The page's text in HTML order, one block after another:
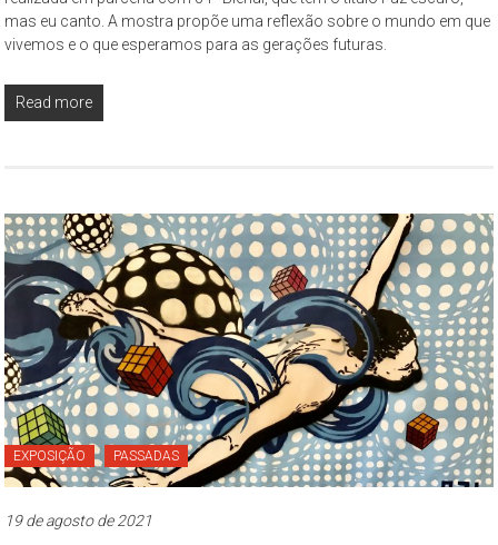
mas eu canto. A mostra propõe uma reflexão sobre o mundo em que
vivemos e o que esperamos para as gerações futuras.
Read more
EXPOSIÇÃO PASSADAS
19 de agosto de 2021